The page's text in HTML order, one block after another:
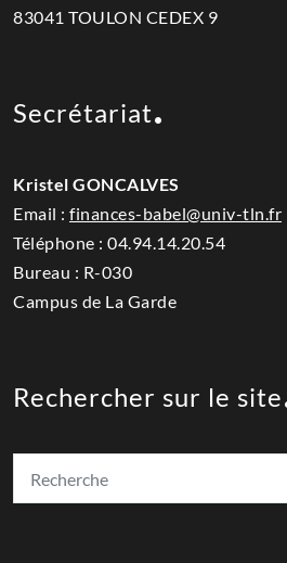
83041 TOULON CEDEX 9
Secrétariat
Kristel GONCALVES
Email : finances-babel@univ-tln.fr
Téléphone : 04.94.14.20.54
Bureau : R-030
Campus de La Garde
Rechercher sur le site